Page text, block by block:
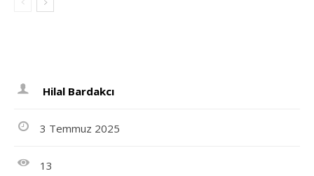
Hilal Bardakcı
3 Temmuz 2025
13